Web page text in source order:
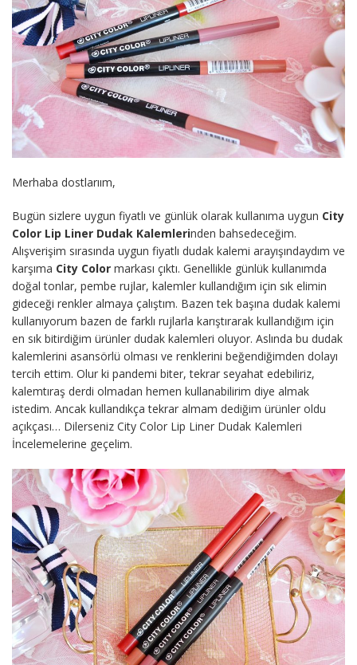
Merhaba dostlarıım,
Bugün sizlere uygun fiyatlı ve günlük olarak kullanıma uygun City
Color Lip Liner Dudak Kalemlerinden bahsedeceğim.
Alışverişim sırasında uygun fiyatlı dudak kalemi arayışındaydım ve
karşıma City Color markası çıktı. Genellikle günlük kullanımda
doğal tonlar, pembe rujlar, kalemler kullandığım için sık elimin
gideceği renkler almaya çalıştım. Bazen tek başına dudak kalemi
kullanıyorum bazen de farklı rujlarla karıştırarak kullandığım için
en sık bitirdiğim ürünler dudak kalemleri oluyor. Aslında bu dudak
kalemlerini asansörlü olması ve renklerini beğendiğimden dolayı
tercih ettim. Olur ki pandemi biter, tekrar seyahat edebiliriz,
kalemtıraş derdi olmadan hemen kullanabilirim diye almak
istedim. Ancak kullandıkça tekrar almam dediğim ürünler oldu
açıkçası… Dilerseniz City Color Lip Liner Dudak Kalemleri
İncelemelerine geçelim.